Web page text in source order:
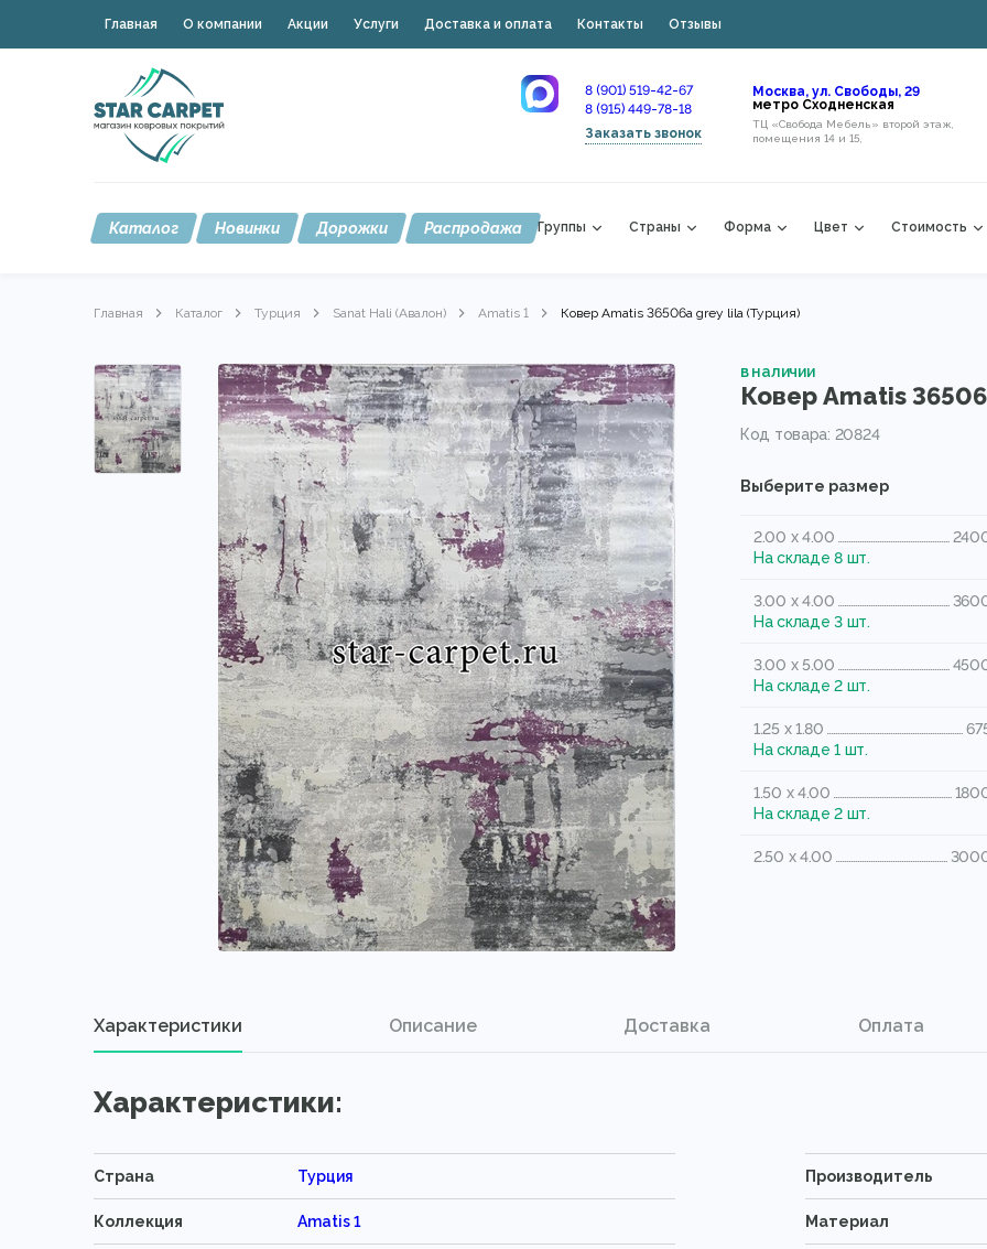
Главная О компании Акции Услуги Доставка и оплата Контакты Отзывы
8 (901) 519-42-67
8 (915) 449-78-18
Заказать звонок
Москва, ул. Свободы, 29
метро Сходненская
ТЦ «Свобода Мебель» второй этаж,
помещения 14 и 15,
Каталог Новинки Дорожки Распродажа Группы Страны Форма Цвет Стоимость
Главная Каталог Турция Sanat Hali (Авалон) Amatis 1 Ковер Amatis 36506a grey lila (Турция)
в наличии
Ковер Amatis
Код товара: 20824
Выберите размер
2.00 x 4.00
На складе 8 шт.
3.00 x 4.00
На складе 3 шт.
3.00 x 5.00
На складе 2 шт.
1.25 x 1.80
На складе 1 шт.
1.50 x 4.00
На складе 2 шт.
2.50 x 4.00
Характеристики Описание Доставка Оплата
Характеристики:
Страна Турция Производитель
Коллекция Amatis 1 Материал